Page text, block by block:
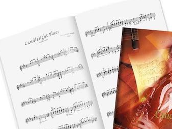
บทประพันธ์โดย พระบาทสมเด็จพระปรมินทรมหาภูมิพล